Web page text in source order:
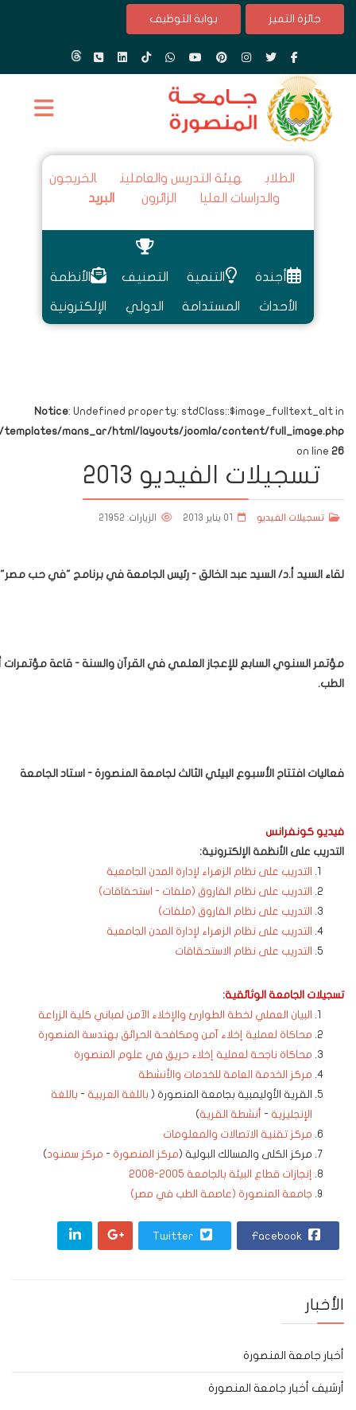
جائزة التميز بوابة التوظيف
الطلاب هيئة التدريس والعاملين
الخريجون
والدراسات العليا
الزائرون البريد
أجندة
الأحداث
التنمية
المستدامة
التصنيف
الدولي
الأنظمة
الإلكترونية
Notice: Undefined property: stdClass::$image_fulltext_alt in
mans_ar/html/layouts/joomla/content/full_image.php
on line 26
تسجيلات الفيديو 2013
تسجيلات الفيديو 01 يناير 2013 الزيارات: 21952
لقاء السيد أ.د/ السيد عبد الخالق - رئيس الجامعة في برنامج "في حب مصر"
مؤتمر السنوي السابع للإعجاز العلمي في القرآن والسنة - قاعة مؤتمرات
الطب.
فعاليات افتتاح الأسبوع البيئي الثالث لجامعة المنصورة - استاد الجامعة
فيديو كونفرانس
التدريب على الأنظمة الإلكترونية:
التدريب على نظام الزهراء لإدارة المدن الجامعية
التدريب على نظام الفاروق (ملفات - استحقاقات)
التدريب على نظام الفاروق (ملفات)
التدريب على نظام الزهراء لإدارة المدن الجامعية
التدريب على نظام الاستحقاقات
تسجيلات الجامعة الوثائقية:
البيان العملي لخطة الطوارئ والإخلاء الآمن لمباني كلية الزراعة
محاكاة لعملية إخلاء آمن ومكافحة الحرائق بهندسة المنصورة
محاكاة ناجحة لعملية إخلاء حريق في علوم المنصورة
مركز الخدمة العامة للخدمات والأنشطة
القرية الأوليمبية بجامعة المنصورة ( باللغة العربية - باللغة
الإنجليزية - أنشطة القرية)
مركز تقنية الاتصالات والمعلومات
مركز الكلى والمسالك البولية (مركز المنصورة - مركز سمنود)
إنجازات قطاع البيئة بالجامعة 2005-2008
جامعة المنصورة (عاصمة الطب في مصر)
الأخبار
أخبار جامعة المنصورة
أرشيف أخبار جامعة المنصورة